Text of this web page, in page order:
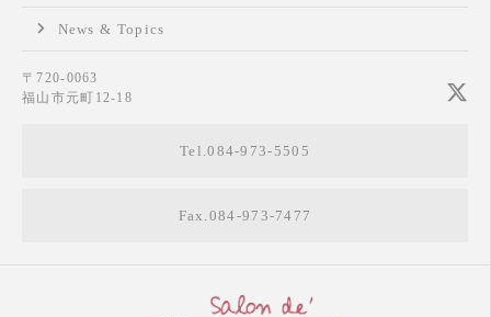
News & Topics
〒720-0063
福山市元町12-18
Tel.084-973-5505
Fax.084-973-7477